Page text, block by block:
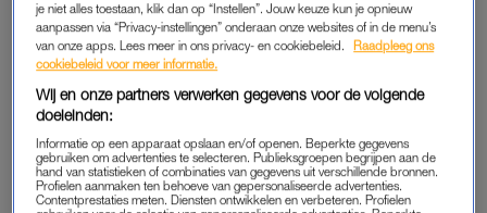
je niet alles toestaan, klik dan op “Instellen”. Jouw keuze kun je opnieuw
aanpassen via “Privacy-instellingen” onderaan onze websites of in de menu’s
van onze apps. Lees meer in ons privacy- en cookiebeleid.
Raadpleeg ons
cookiebeleid voor meer informatie.
Wij en onze partners verwerken gegevens voor de volgende
doeleinden:
Informatie op een apparaat opslaan en/of openen. Beperkte gegevens
gebruiken om advertenties te selecteren. Publieksgroepen begrijpen aan de
hand van statistieken of combinaties van gegevens uit verschillende bronnen.
Profielen aanmaken ten behoeve van gepersonaliseerde advertenties.
Contentprestaties meten. Diensten ontwikkelen en verbeteren. Profielen